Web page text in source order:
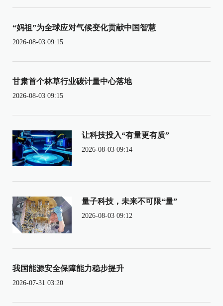
“妈祖”为全球应对气候变化贡献中国智慧
2026-08-03 09:15
甘肃首个林草行业碳计量中心落地
2026-08-03 09:15
让科技投入“有量更有质”
2026-08-03 09:14
量子科技，未来不可限“量”
2026-08-03 09:12
我国能源安全保障能力稳步提升
2026-07-31 03:20